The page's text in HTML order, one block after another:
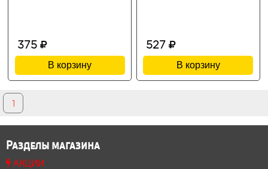
375
В корзину
527
В корзину
1
Разделы магазина
АКЦИИ